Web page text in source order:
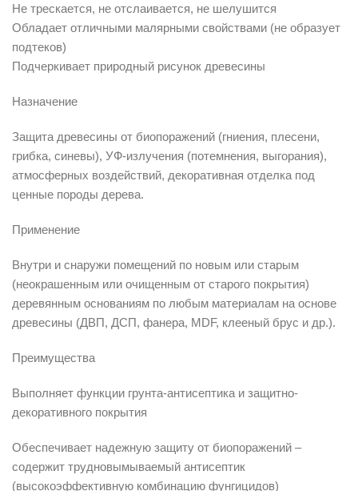
Не трескается, не отслаивается, не шелушится
Обладает отличными малярными свойствами (не образует
подтеков)
Подчеркивает природный рисунок древесины
Назначение
Защита древесины от биопоражений (гниения, плесени,
грибка, синевы), УФ-излучения (потемнения, выгорания),
атмосферных воздействий, декоративная отделка под
ценные породы дерева.
Применение
Внутри и снаружи помещений по новым или старым
(неокрашенным или очищенным от старого покрытия)
деревянным основаниям по любым материалам на основе
древесины (ДВП, ДСП, фанера, MDF, клееный брус и др.).
Преимущества
Выполняет функции грунта-антисептика и защитно-
декоративного покрытия
Обеспечивает надежную защиту от биопоражений –
содержит трудновымываемый антисептик
(высокоэффективную комбинацию фунгицидов)